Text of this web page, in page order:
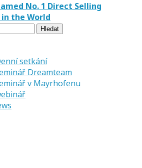
No. 1 Direct Selling
in the World
setkání
Dreamteam
v Mayrhofenu